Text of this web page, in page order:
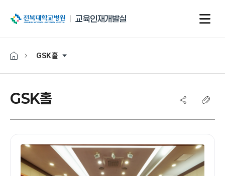
전북대학교병원
교육인재개발실
GSK홀
GSK홀